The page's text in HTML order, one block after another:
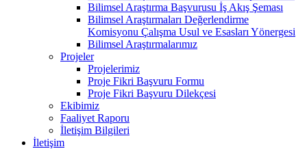
Bilimsel Araştırma Başvurusu İş Akış Şeması
Bilimsel Araştırmaları Değerlendirme
Komisyonu Çalışma Usul ve Esasları Yönergesi
Bilimsel Araştırmalarımız
Projeler
Projelerimiz
Proje Fikri Başvuru Formu
Proje Fikri Başvuru Dilekçesi
Ekibimiz
Faaliyet Raporu
İletişim Bilgileri
İletişim